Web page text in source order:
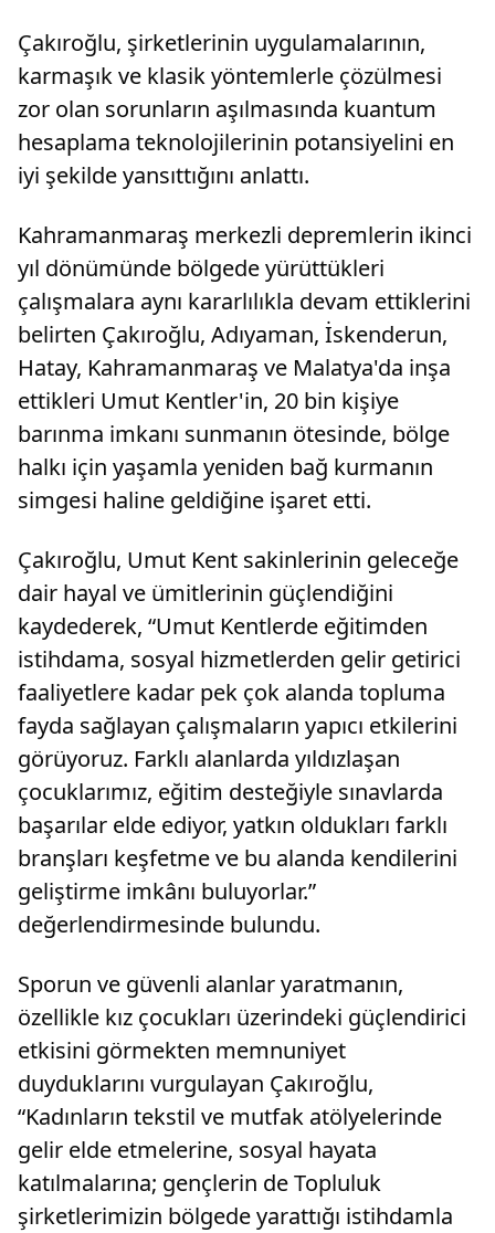
Çakıroğlu, şirketlerinin uygulamalarının,
karmaşık ve klasik yöntemlerle çözülmesi
zor olan sorunların aşılmasında kuantum
hesaplama teknolojilerinin potansiyelini en
iyi şekilde yansıttığını anlattı.
Kahramanmaraş merkezli depremlerin ikinci
yıl dönümünde bölgede yürüttükleri
çalışmalara aynı kararlılıkla devam ettiklerini
belirten Çakıroğlu, Adıyaman, İskenderun,
Hatay, Kahramanmaraş ve Malatya'da inşa
ettikleri Umut Kentler'in, 20 bin kişiye
barınma imkanı sunmanın ötesinde, bölge
halkı için yaşamla yeniden bağ kurmanın
simgesi haline geldiğine işaret etti.
Çakıroğlu, Umut Kent sakinlerinin geleceğe
dair hayal ve ümitlerinin güçlendiğini
kaydederek, “Umut Kentlerde eğitimden
istihdama, sosyal hizmetlerden gelir getirici
faaliyetlere kadar pek çok alanda topluma
fayda sağlayan çalışmaların yapıcı etkilerini
görüyoruz. Farklı alanlarda yıldızlaşan
çocuklarımız, eğitim desteğiyle sınavlarda
başarılar elde ediyor, yatkın oldukları farklı
branşları keşfetme ve bu alanda kendilerini
geliştirme imkânı buluyorlar.”
değerlendirmesinde bulundu.
Sporun ve güvenli alanlar yaratmanın,
özellikle kız çocukları üzerindeki güçlendirici
etkisini görmekten memnuniyet
duyduklarını vurgulayan Çakıroğlu,
“Kadınların tekstil ve mutfak atölyelerinde
gelir elde etmelerine, sosyal hayata
katılmalarına; gençlerin de Topluluk
şirketlerimizin bölgede yarattığı istihdamla